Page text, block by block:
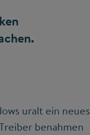
uralt ein neues
benahmen